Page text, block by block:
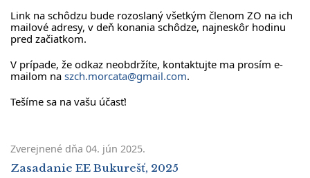
Link na schôdzu bude rozoslaný všetkým členom ZO na ich
mailové adresy, v deň konania schôdze, najneskôr hodinu
pred začiatkom.
V prípade, že odkaz neobdržíte, kontaktujte ma prosím e-
mailom na szch.morcata@gmail.com.
Tešíme sa na vašu účasť!
Zverejnené dňa 04. jún 2025.
Zasadanie EE Bukurešť, 2025